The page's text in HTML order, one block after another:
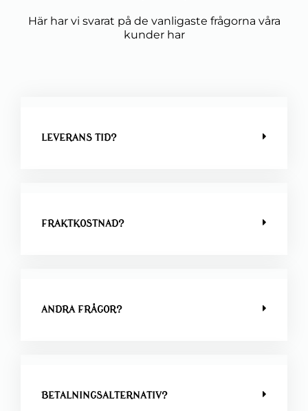
Här har vi svarat på de vanligaste frågorna våra
kunder har
LEVERANS TID?
FRAKTKOSTNAD?
ANDRA FRÅGOR?
BETALNINGSALTERNATIV?